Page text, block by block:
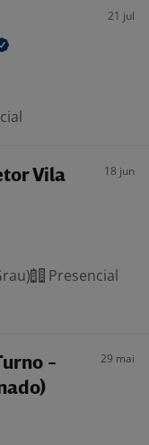
21 jul
Vila
18 jun
Presencial
-
29 mai